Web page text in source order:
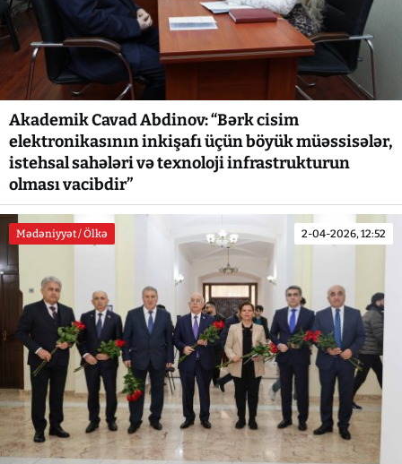
Akademik Cavad Abdinov: “Bərk cisim
elektronikasının inkişafı üçün böyük müəssisələr,
istehsal sahələri və texnoloji infrastrukturun
olması vacibdir”
Mədəniyyət / Ölkə 2-04-2026, 12:52